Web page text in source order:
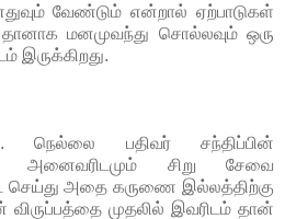
வேண்டும் என்றால் ஏற்பாடுகள்
மனமுவந்து சொல்லவும் ஒரு
இருக்கிறது.
நெல்லை பதிவர் சந்திப்பின்
சிறு சேவை
அதை கருணை இல்லத்திற்கு
முதலில் இவரிடம் தான்